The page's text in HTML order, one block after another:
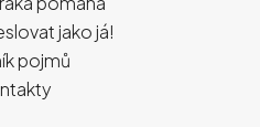
jako já!
pojmů